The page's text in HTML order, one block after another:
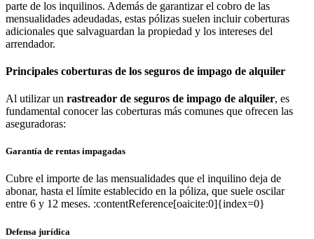
parte de los inquilinos. Además de garantizar el cobro de las
mensualidades adeudadas, estas pólizas suelen incluir coberturas
adicionales que salvaguardan la propiedad y los intereses del
arrendador.
Principales coberturas de los seguros de impago de alquiler
Al utilizar un rastreador de seguros de impago de alquiler, es
fundamental conocer las coberturas más comunes que ofrecen las
aseguradoras:
Garantía de rentas impagadas
Cubre el importe de las mensualidades que el inquilino deja de
abonar, hasta el límite establecido en la póliza, que suele oscilar
entre 6 y 12 meses. :contentReference[oaicite:0]{index=0}
Defensa jurídica